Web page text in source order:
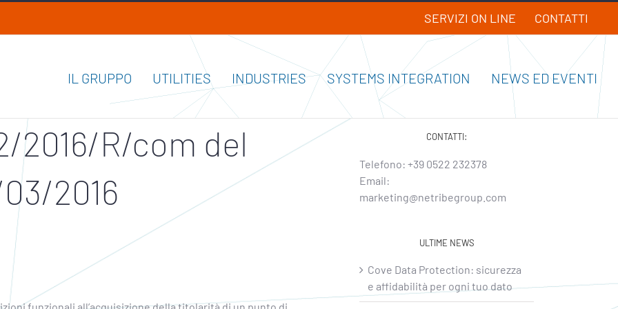
SERVIZI ON LINE CONTATTI
IL GRUPPO UTILITIES INDUSTRIES SYSTEMS INTEGRATION NEWS ED EVENTI
2016/R/com del
2016
CONTATTI:
Telefono: +39 0522 232378
Email:
marketing@netribegroup.com
ULTIME NEWS
Cove Data Protection: sicurezza
e affidabilità per ogni tuo dato